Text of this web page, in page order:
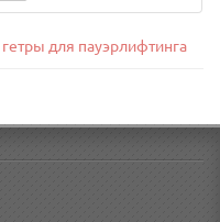
гетры для пауэрлифтинга